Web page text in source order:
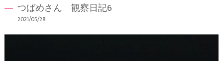
つばめさん 観察日記6
2021/05/28